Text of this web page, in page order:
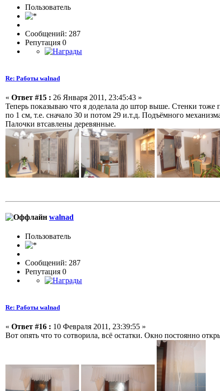
Пользовaтeль
Сообщений: 287
Репутация 0
Re: Работы walnad
« Ответ #15 : 26 Января 2011, 23:45:43 »
Теперь показываю что я доделала до штор выше. Стенки
по 1 см, т.е. сначало 30 и потом 29 и.т.д. Подъёмного
Палочки втсавлены деревянные.
walnad
Пользовaтeль
Сообщений: 287
Репутация 0
Re: Работы walnad
« Ответ #16 : 10 Февраля 2011, 23:39:55 »
Вот опять что то сотворила, всё остатки. Окно постоянно